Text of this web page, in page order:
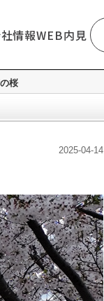
情報WEB内見
桜
2025-04-14